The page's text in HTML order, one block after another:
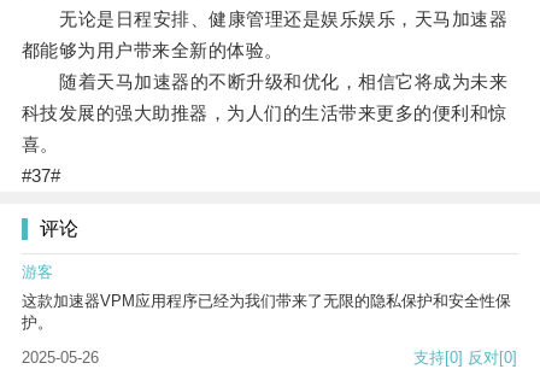
无论是日程安排、健康管理还是娱乐娱乐，天马加速器
都能够为用户带来全新的体验。
随着天马加速器的不断升级和优化，相信它将成为未来
科技发展的强大助推器，为人们的生活带来更多的便利和惊
喜。
#37#
评论
游客
这款加速器VPM应用程序已经为我们带来了无限的隐私保护和安全性保
护。
2025-05-26
支持[0] 反对[0]